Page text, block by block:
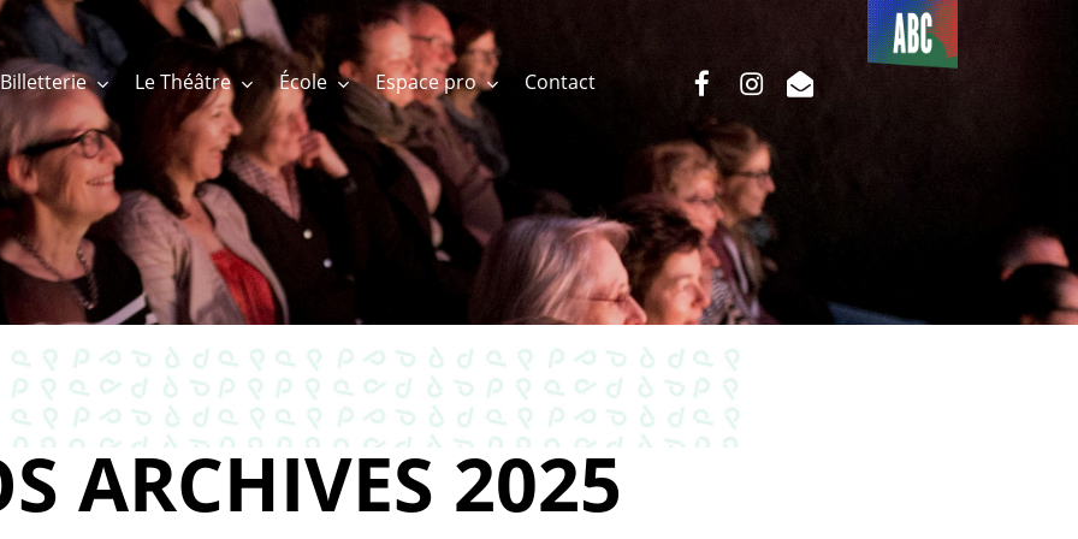
Billetterie Le Théâtre École Espace pro Contact
Du côté
de l’ABC
facebookinstagram
email
ARCHIVES 2025